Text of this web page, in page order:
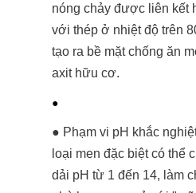
nóng chảy được liên kết
với thép ở nhiệt độ trên
tạo ra bề mặt chống ăn
axit hữu cơ.
●
● Phạm vi pH khắc
loại men đặc biệt có thể
dải pH từ 1 đến 14, làm